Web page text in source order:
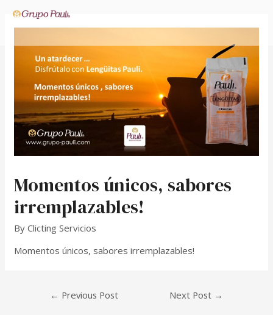
Grupo Pauli
Momentos únicos, sabores
irremplazables!
ByClicting Servicios
Momentos únicos, sabores irremplazables!
← Previous Post Next Post →